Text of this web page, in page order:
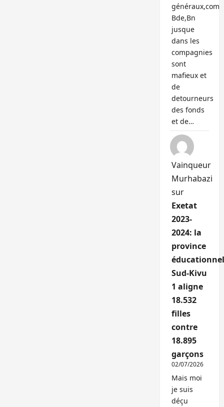
généraux,com
Bde,Bn
jusque
dans les
compagnies
sont
mafieux et
de
detourneurs
des fonds
et de…
Vainqueur
Murhabazi
sur
Exetat
2023-
2024: la
province
Sud-Kivu
1 aligne
18.532
filles
contre
18.895
garçons
02/07/2026
Mais moi
je suis
déçu